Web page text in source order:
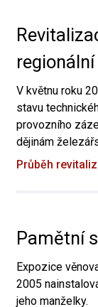
V květnu roku
stavu
provozního
dějinám
Průběh
Pamětní
Expozice
2005
jeho manželky.